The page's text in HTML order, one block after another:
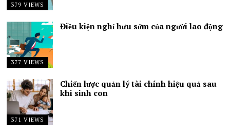
379 VIEWS
377 VIEWS
Điều kiện nghỉ hưu sớm của người lao động
371 VIEWS
Chiến lược quản lý tài chính hiệu quả sau
khi sinh con